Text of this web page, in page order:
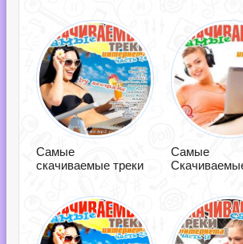
Самые
скачиваемые треки
Самые